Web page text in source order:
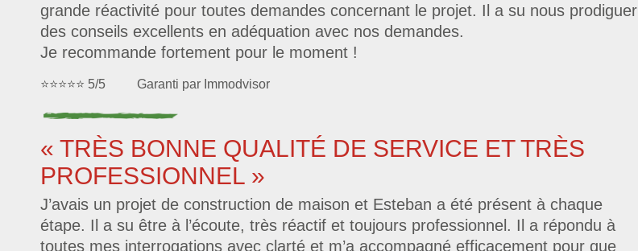
grande réactivité pour toutes demandes concernant le projet. Il a su nous prodiguer
des conseils excellents en adéquation avec nos demandes.
Je recommande fortement pour le moment !
⭐⭐⭐⭐⭐ 5/5 Garanti par Immodvisor
« TRÈS BONNE QUALITÉ DE SERVICE ET TRÈS
PROFESSIONNEL »
J’avais un projet de construction de maison et Esteban a été présent à chaque
étape. Il a su être à l’écoute, très réactif et toujours professionnel. Il a répondu à
toutes mes interrogations avec clarté et m’a accompagné efficacement pour que